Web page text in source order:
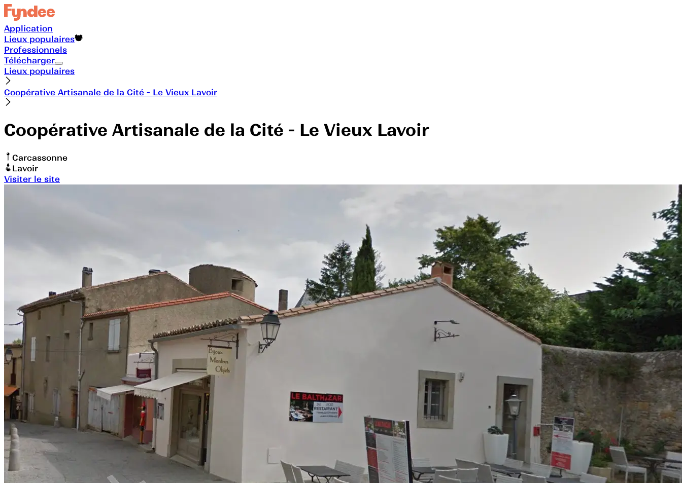
Application
Lieux populaires
Professionnels
Télécharger
Lieux populaires
Coopérative Artisanale de la Cité - Le Vieux Lavoir
Coopérative Artisanale de la Cité - Le Vieux Lavoir
Carcassonne
Lavoir
Visiter le site